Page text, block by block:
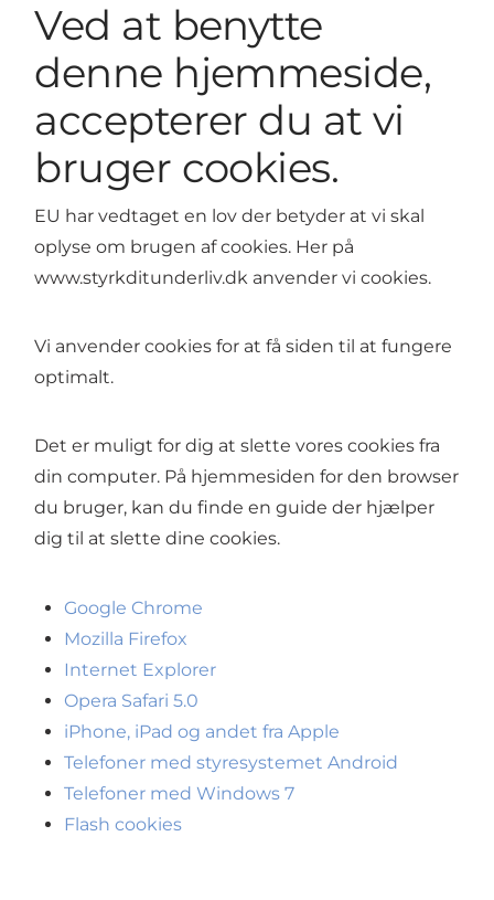
Ved at benytte
denne hjemmeside,
accepterer du at vi
bruger cookies.
EU har vedtaget en lov der betyder at vi skal
oplyse om brugen af cookies. Her på
www.styrkditunderliv.dk anvender vi cookies.
Vi anvender cookies for at få siden til at fungere
optimalt.
Det er muligt for dig at slette vores cookies fra
din computer. På hjemmesiden for den browser
du bruger, kan du finde en guide der hjælper
dig til at slette dine cookies.
Google Chrome
Mozilla Firefox
Internet Explorer
Opera Safari 5.0
iPhone, iPad og andet fra Apple
Telefoner med styresystemet Android
Telefoner med Windows 7
Flash cookies